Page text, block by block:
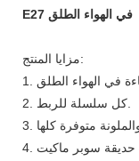
E27 في الهواء الطلق
مزايا المنتج:
4. فمن الممكن أن تستخدم لحفل الزفاف بيت& حديقة سوبر ماكيت